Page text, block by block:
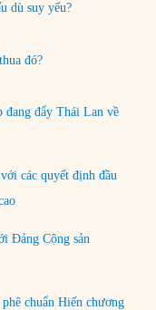
dù suy yếu?
đó?
đang đẩy Thái Lan về
các quyết định đầu
Đảng Cộng sản
chuẩn Hiến chương